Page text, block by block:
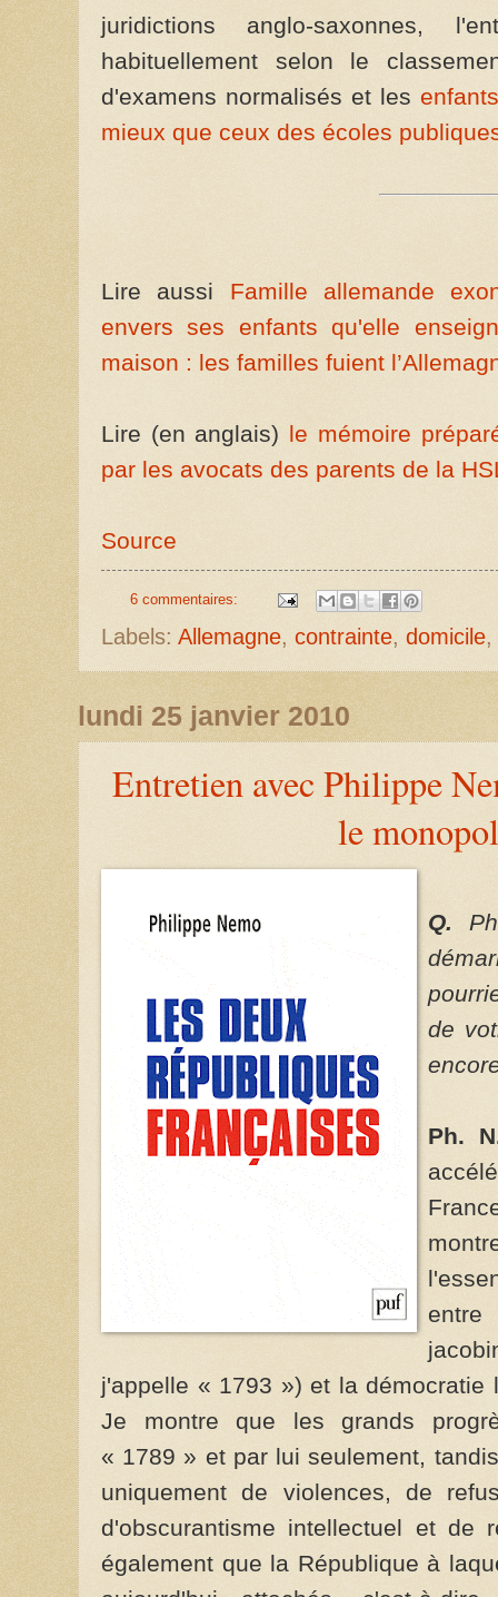
juridictions anglo-saxonnes,
habituellement selon le
d'examens normalisés et les
mieux que ceux des écoles
Lire aussi Famille allemande
envers ses enfants qu'elle
maison : les familles fuient
Lire (en anglais)
le mémoire
par les avocats des parents de la
Source
6 commentaires:
Labels: Allemagne, contrainte, domicile,
lundi 25 janvier 2010
Entretien avec Philippe
le
Q.
de
Ph.
j'appelle « 1793 ») et la
Je montre que les grands
« 1789 » et par lui seulement,
uniquement de violences, de
d'obscu­rantisme intel­lectuel et de
également que la République à